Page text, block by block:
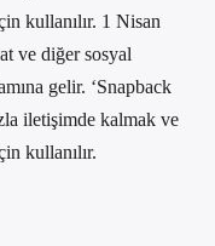
kullanılır. 1 Nisan
ve diğer sosyal
gelir. ‘Snapback
iletişimde kalmak ve
kullanılır.